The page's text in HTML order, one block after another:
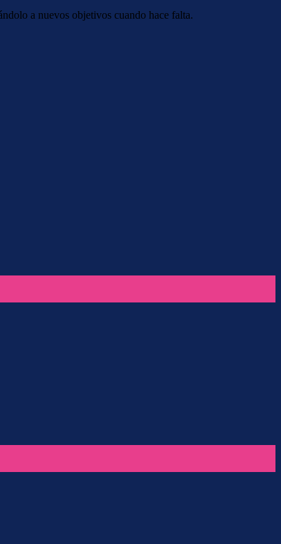
a nuevos objetivos cuando hace falta.